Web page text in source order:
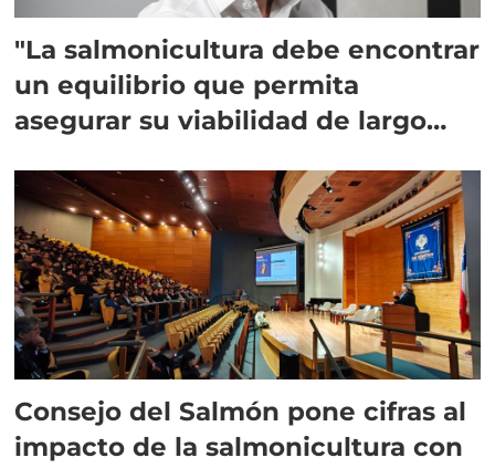
"La salmonicultura debe encontrar
un equilibrio que permita
asegurar su viabilidad de largo
Consejo del Salmón pone cifras al
impacto de la salmonicultura con